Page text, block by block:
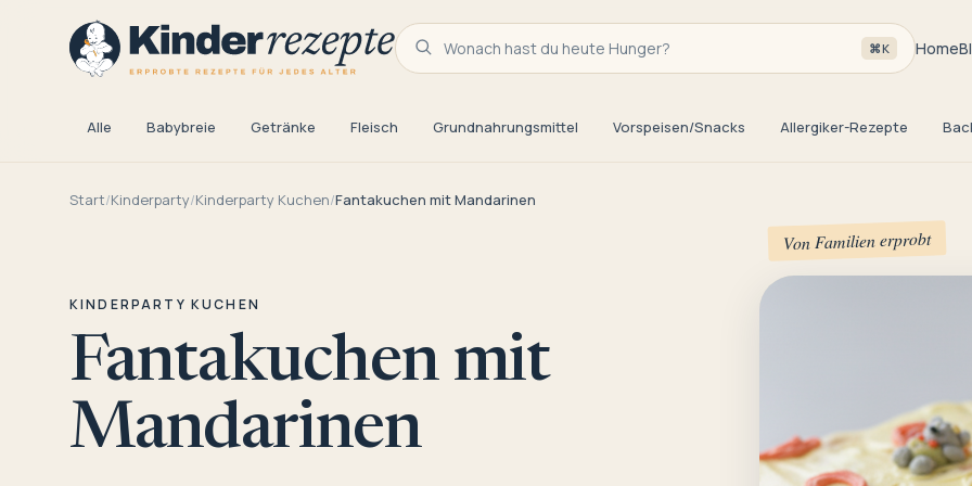
Wonach hast du heute Hunger? ⌘K Home
Alle Babybreie Getränke Fleisch Grundnahrungsmittel Vorspeisen/Snacks Allergiker-Rezepte
Start/Kinderparty/Kinderparty Kuchen/Fantakuchen mit Mandarinen
KINDERPARTY KUCHEN
Fantakuchen mit
Mandarinen
Von Familien erprobt